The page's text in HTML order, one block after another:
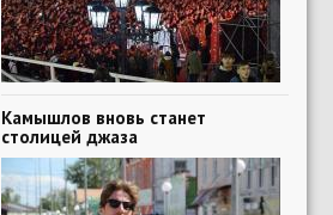
Камышлов вновь станет
столицей джаза